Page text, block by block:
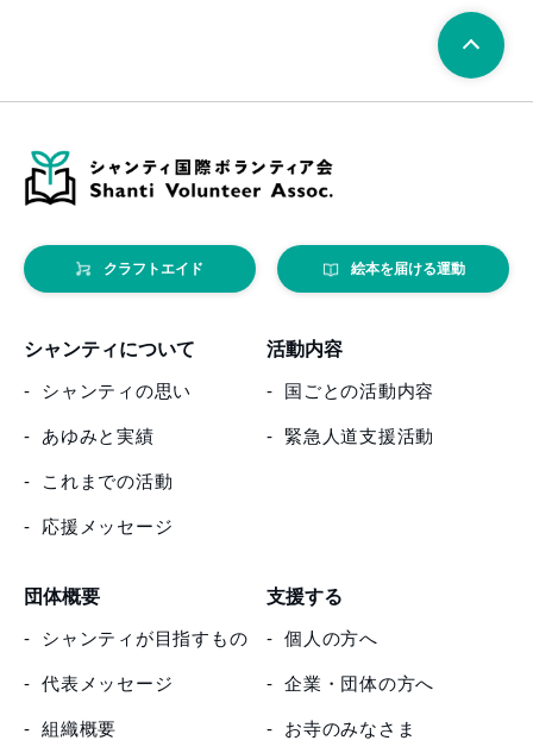
クラフトエイド 絵本を届ける運動
シャンティについて
シャンティの思い
あゆみと実績
これまでの活動
応援メッセージ
活動内容
国ごとの活動内容
緊急人道支援活動
団体概要
シャンティが目指すもの
代表メッセージ
組織概要
支援する
個人の方へ
企業・団体の方へ
お寺のみなさま